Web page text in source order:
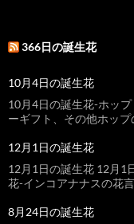
366日の誕生花
10月4日の誕生花
10月4日の誕生花-ホッ
ーギフト、その他ホッ
12月1日の誕生花
12月1日の誕生花 12月1
花-インコアナナスの花
8月24日の誕生花